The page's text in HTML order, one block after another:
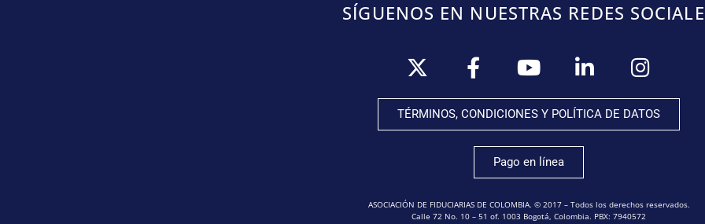
SÍGUENOS EN NUESTRAS REDES
TÉRMINOS, CONDICIONES Y POLÍTICA DE DATOS
Pago en línea
ASOCIACIÓN DE FIDUCIARIAS DE COLOMBIA. © 2017 – Todos los derechos reservados.
Calle 72 No. 10 – 51 of. 1003 Bogotá, Colombia. PBX: 7940572